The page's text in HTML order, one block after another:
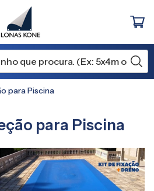
para Piscina
para Piscina